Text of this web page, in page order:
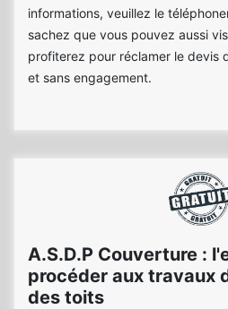
informations, veuillez le
sachez que vous pouvez aussi
profiterez pour réclamer le devis
et sans engagement.
A.S.D.P Couverture :
procéder aux travaux
des toits